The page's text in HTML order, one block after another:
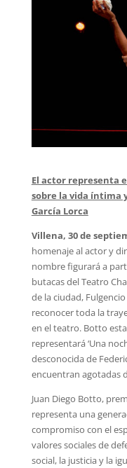
El actor representa
sobre la vida íntima
García Lorca
Villena, 30 de
homenaje al actor y
nombre figurará a
butacas del Teatro
de la ciudad,
reconocer toda la
en el teatro. Botto
representará ‘Una
desconocida de
encuentran agotadas
Juan Diego Botto,
representa una
compromiso con el
valores sociales de
social, la justicia y la